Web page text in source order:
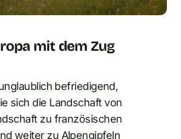
mit dem Zug
befriedigend,
sich die Landschaft von
zu französischen
weiter zu Alpengipfeln